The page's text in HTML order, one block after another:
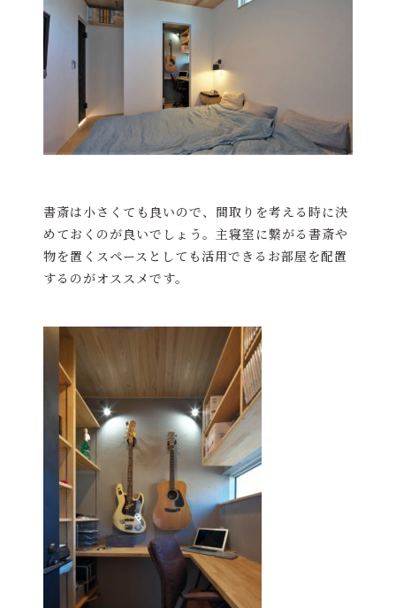
書斎は小さくても良いので、間取りを考える時に決
めておくのが良いでしょう。主寝室に繋がる書斎や
物を置くスペースとしても活用できるお部屋を配置
するのがオススメです。